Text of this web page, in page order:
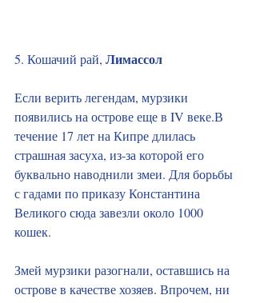
5. Кошачий рай, Лимассол
Если верить легендам, мурзики
появились на острове еще в IV веке.В
течение 17 лет на Кипре длилась
страшная засуха, из‑за которой его
буквально наводнили змеи. Для борьбы
с гадами по приказу Константина
Великого сюда завезли около 1000
кошек.
Змей мурзики разогнали, оставшись на
острове в качестве хозяев. Впрочем, ни